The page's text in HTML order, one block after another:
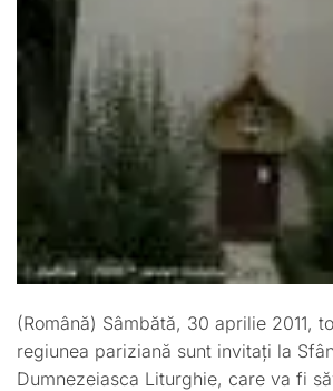
(Română) Sâmbătă, 30 aprilie 2011,
regiunea pariziană sunt invitați la
Dumnezeiasca Liturghie, care va fi